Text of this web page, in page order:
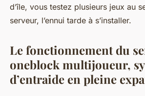
d’île, vous testez plusieurs jeux au
serveur, l’ennui tarde à s’installer.
Le fonctionnement du
oneblock multijoueur,
d’entraide en pleine